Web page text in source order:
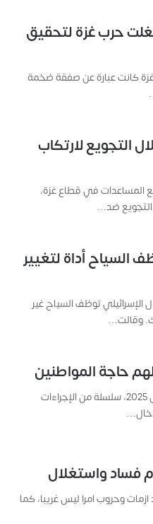
حرب غزة لتحقيق
كانت عبارة عن صفقة ضخمة
التجويع لارتكاب
المساعدات في قطاع غزة،
التجويع ضد…
السياح أداة لتغيير
توظف السياح غير
وقالت…
أعلنت وزارة الداخلية الفلسطينية اليوم الأربعاء 5 مارس 2025، سلسلة من الإجراءات
فساد واستغلال
وحروب امرا ليس غريبا، كما